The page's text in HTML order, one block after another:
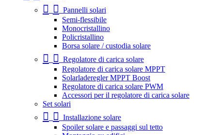
Pannelli solari
Semi-flessibile
Monocristallino
Policristallino
Borsa solare / custodia solare
Regolatore di carica solare
Regolatore di carica solare MPPT
Solarladeregler MPPT Boost
Regolatore di carica solare PWM
Accessori per il regolatore di carica solare
Set solari
Installazione solare
Spoiler solare e passaggi sul tetto